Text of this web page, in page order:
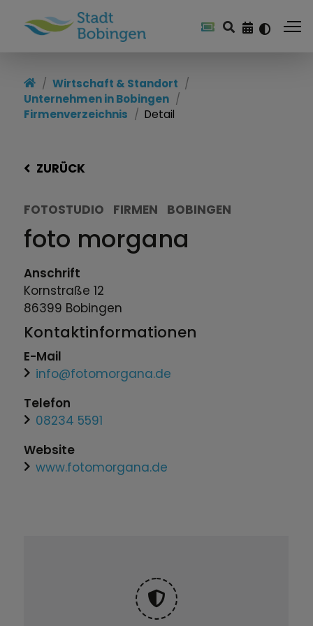
Wirtschaft & Standort
Unternehmen in Bobingen
Firmenverzeichnis
Detail
ZURÜCK
FOTOSTUDIO FIRMEN BOBINGEN
foto morgana
Anschrift
Kornstraße12
86399 Bobingen
Kontaktinformationen
E-Mail
info@fotomorgana.de
Telefon
08234 5591
Website
www.fotomorgana.de